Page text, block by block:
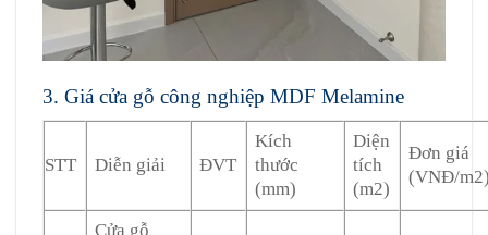
3. Giá cửa gỗ công nghiệp MDF Melamine
STT Diễn giải ĐVT
Kích
thước
(mm)
Diện
tích
(m2)
Đơn giá
(VNĐ/
Cửa gỗ